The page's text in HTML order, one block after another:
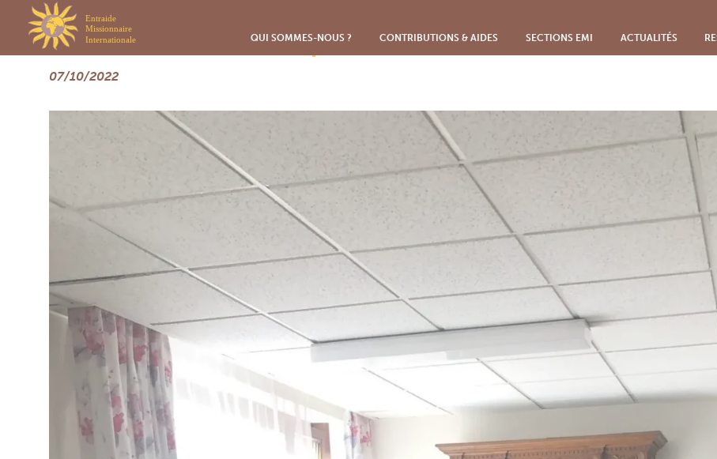
Panneau de gestion des cookies
QUI SOMMES-NOUS ? CONTRIBUTIONS & AIDES SECTIONS EMI ACTUALITÉS
Rencontres avec les responsables Mutuelle des
07/10/2022